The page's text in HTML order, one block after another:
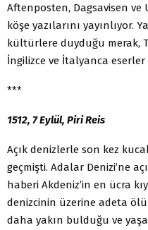
Aftenposten, Dagsavisen
köşe yazılarını yayınlıyor.
kültürlere duyduğu merak,
İngilizce ve İtalyanca
***
1512, 7 Eylül, Piri Reis
Açık denizlerle son kez
geçmişti. Adalar Denizi’ne
haberi Akdeniz’in en ücra
denizcinin üzerine adeta
daha yakın bulduğu ve